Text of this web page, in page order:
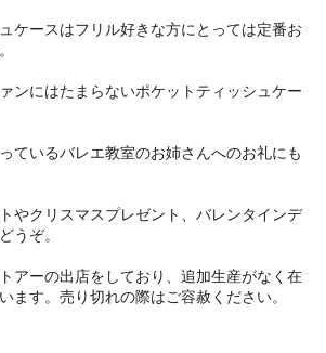
ケースはフリル好きな方にとっては定番お
ンにはたまらないポケットティッシュケー
ているバレエ教室のお姉さんへのお礼にも
やクリスマスプレゼント、バレンタインデ
うぞ。
アーの出店をしており、追加生産がなく在
ます。売り切れの際はご容赦ください。